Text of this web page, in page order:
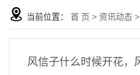
当前位置： 首 页 > 资讯动态 >